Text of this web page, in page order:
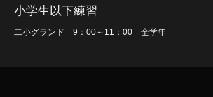
小学生以下練習
二小グランド 9：00～11：00 全学年